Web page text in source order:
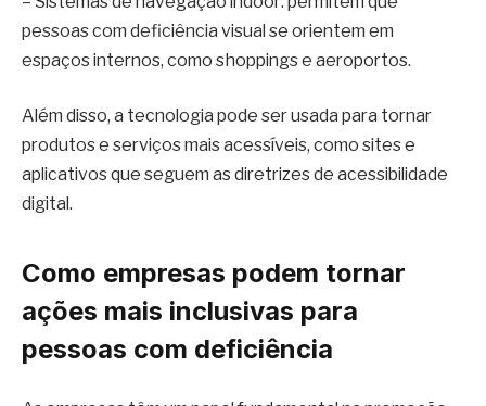
pessoas com deficiência visual se orientem em
espaços internos, como shoppings e aeroportos.
Além disso, a tecnologia pode ser usada para tornar
produtos e serviços mais acessíveis, como sites e
aplicativos que seguem as diretrizes de acessibilidade
digital.
Como empresas podem tornar
ações mais inclusivas para
pessoas com deficiência